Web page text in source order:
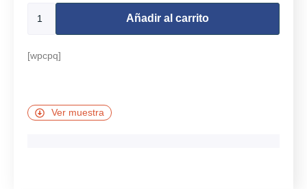
Añadir al carrito
[wpcpq]
Ver muestra